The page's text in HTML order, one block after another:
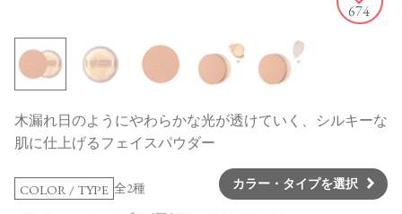
674
木漏れ日のようにやわらかな光が透けていく、シルキーな
肌に仕上げるフェイスパウダー
COLOR / TYPE 全2種 カラー・タイプを選択